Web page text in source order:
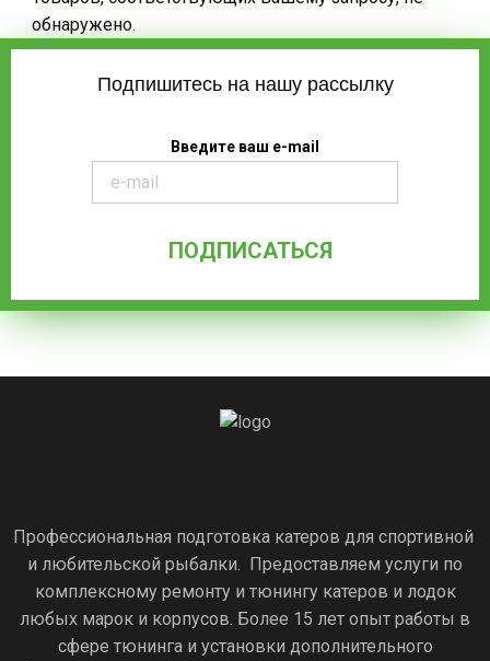
обнаружено.
Подпишитесь на нашу рассылку
Введите ваш e-mail
Профессиональная подготовка катеров для спортивной
и любительской рыбалки. Предоставляем услуги по
комплексному ремонту и тюнингу катеров и лодок
любых марок и корпусов. Более 15 лет опыт работы в
сфере тюнинга и установки дополнительного